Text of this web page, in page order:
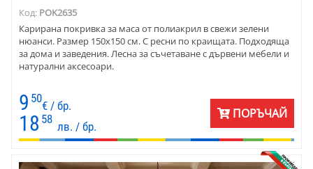
Код: POK2635
Карирана покривка за маса от полиакрил в свежи зелени
нюанси. Размер 150х150 см. С ресни по краищата. Подходяща
за дома и заведения. Лесна за съчетаване с дървени мебели и
натурални аксесоари.
9 50
€ / бр.
18 58
лв. / бр.
ПОРЪЧАЙ